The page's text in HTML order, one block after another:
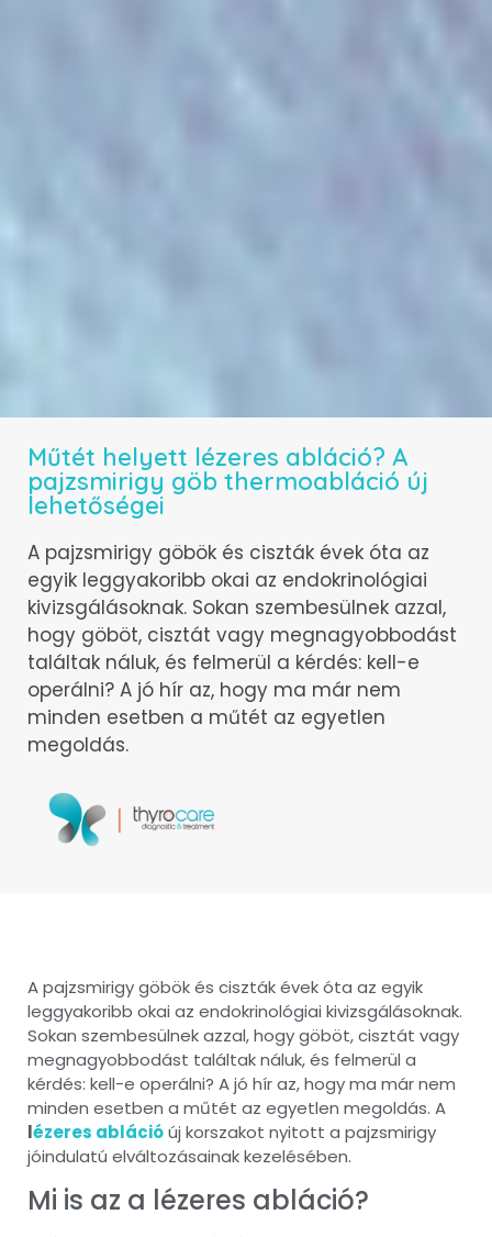
Műtét helyett lézeres abláció? A
pajzsmirigy göb thermoabláció új
lehetőségei
A pajzsmirigy göbök és ciszták évek óta az
egyik leggyakoribb okai az endokrinológiai
kivizsgálásoknak. Sokan szembesülnek azzal,
hogy göböt, cisztát vagy megnagyobbodást
találtak náluk, és felmerül a kérdés: kell-e
operálni? A jó hír az, hogy ma már nem
minden esetben a műtét az egyetlen
megoldás.
A pajzsmirigy göbök és ciszták évek óta az egyik
leggyakoribb okai az endokrinológiai kivizsgálásoknak.
Sokan szembesülnek azzal, hogy göböt, cisztát vagy
megnagyobbodást találtak náluk, és felmerül a
kérdés: kell-e operálni? A jó hír az, hogy ma már nem
minden esetben a műtét az egyetlen megoldás. A
lézeres ablációúj korszakot nyitott a pajzsmirigy
jóindulatú elváltozásainak kezelésében.
Mi is az a lézeres abláció?